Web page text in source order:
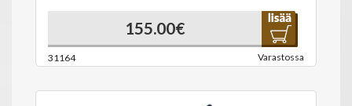
155.00€
31164 Varastossa